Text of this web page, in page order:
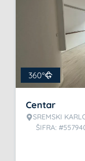
360°
Centar
SREMSKI
ŠIFRA: